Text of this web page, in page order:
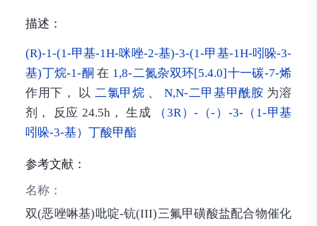
描述：
(R)-1-(1-甲基-1H-咪唑-2-基)-3-(1-甲基-1H-吲哚-3-
基)丁烷-1-酮 在 1,8-二氮杂双环[5.4.0]十一碳-7-烯
作用下， 以 二氯甲烷 、 N,N-二甲基甲酰胺 为溶
剂， 反应 24.5h， 生成
（3R）-（-）-3-（1-甲基
吲哚-3-基）丁酸甲酯
参考文献：
名称：
双(恶唑啉基)吡啶-钪(III)三氟甲磺酸盐配合物催化